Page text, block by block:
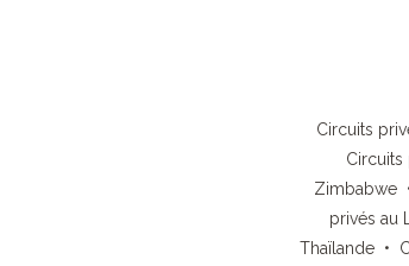
Circuits
Zimbabwe
privés au
Thaïlande •